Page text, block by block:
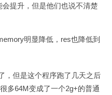
会提升，但是他们也说不清楚
明显降低， res也降低到
，但是这个程序跑了几天之后
多64M变成了一个2g+的普通